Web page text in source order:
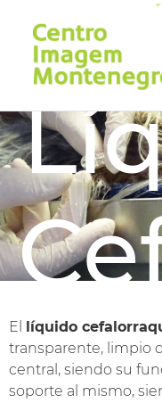
El líquido
transparente, limpio
central, siendo su
soporte al mismo,